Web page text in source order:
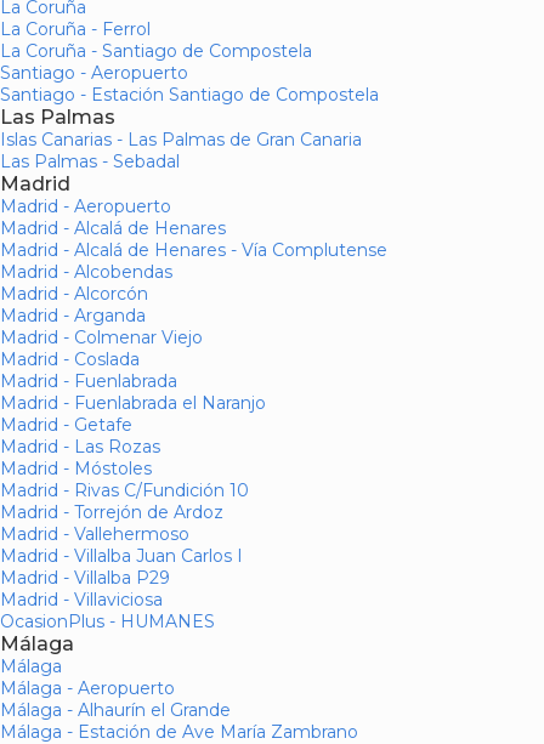
La Coruña
La Coruña - Ferrol
La Coruña - Santiago de Compostela
Santiago - Aeropuerto
Santiago - Estación Santiago de Compostela
Las Palmas
Islas Canarias - Las Palmas de Gran Canaria
Las Palmas - Sebadal
Madrid
Madrid - Aeropuerto
Madrid - Alcalá de Henares
Madrid - Alcalá de Henares - Vía Complutense
Madrid - Alcobendas
Madrid - Alcorcón
Madrid - Arganda
Madrid - Colmenar Viejo
Madrid - Coslada
Madrid - Fuenlabrada
Madrid - Fuenlabrada el Naranjo
Madrid - Getafe
Madrid - Las Rozas
Madrid - Móstoles
Madrid - Rivas C/Fundición 10
Madrid - Torrejón de Ardoz
Madrid - Vallehermoso
Madrid - Villalba Juan Carlos I
Madrid - Villalba P29
Madrid - Villaviciosa
OcasionPlus - HUMANES
Málaga
Málaga
Málaga - Aeropuerto
Málaga - Alhaurín el Grande
Málaga - Estación de Ave María Zambrano